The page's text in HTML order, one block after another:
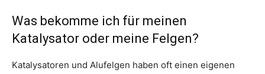
Was bekomme ich für meinen
Katalysator oder meine Felgen?
Katalysatoren und Alufelgen haben oft einen eigenen